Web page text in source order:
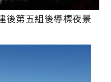
後第五組後導標夜景